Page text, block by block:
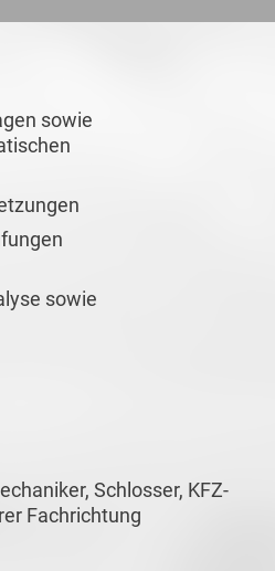
sowie
sowie
Schlosser, KFZ-
Fachrichtung